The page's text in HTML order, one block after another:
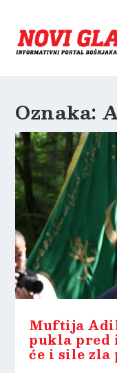
Oznaka:
Muftija
pukla pred
će i sile zla